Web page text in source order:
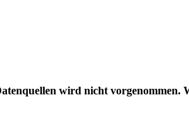
wird nicht vorgenommen.